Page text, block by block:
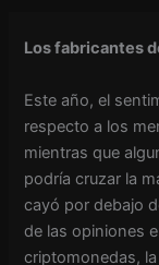
Los fabricantes
Este año, el
respecto a los
mientras que
podría cruzar la
cayó por debajo
de las opiniones
criptomonedas,